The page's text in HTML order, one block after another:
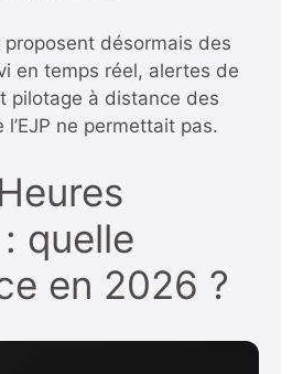
désormais des
en temps réel, alertes de
pilotage à distance des
ne permettait pas.
quelle
en 2026 ?